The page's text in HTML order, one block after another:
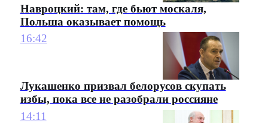
Навроцкий: там, где бьют москаля,
Польша оказывает помощь
16:42
Лукашенко призвал белорусов скупать
избы, пока все не разобрали россияне
14:11